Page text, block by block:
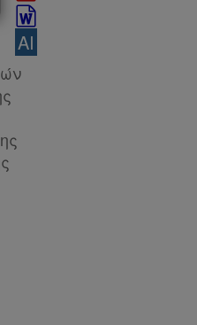
AI